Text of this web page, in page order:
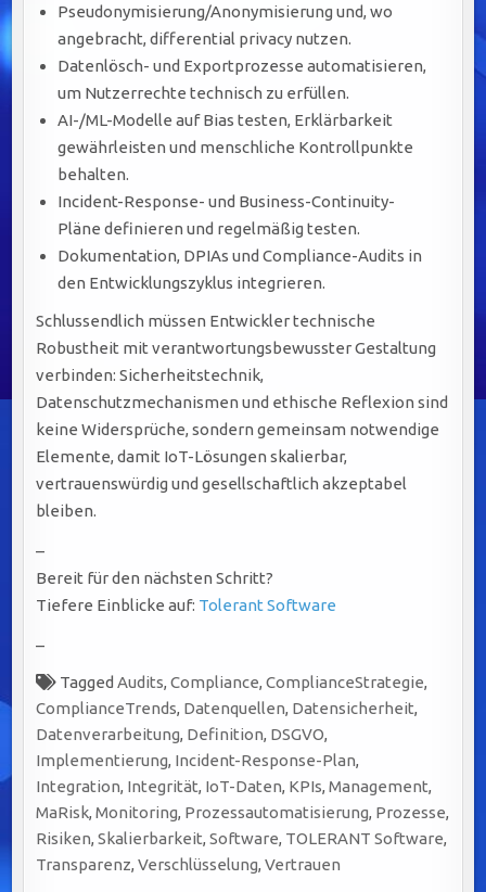
Pseudonymisierung/Anonymisierung und, wo
angebracht, differential privacy nutzen.
Datenlösch- und Exportprozesse automatisieren,
um Nutzerrechte technisch zu erfüllen.
AI-/ML-Modelle auf Bias testen, Erklärbarkeit
gewährleisten und menschliche Kontrollpunkte
behalten.
Incident-Response- und Business-Continuity-
Pläne definieren und regelmäßig testen.
Dokumentation, DPIAs und Compliance-Audits in
den Entwicklungszyklus integrieren.
Schlussendlich müssen Entwickler technische
Robustheit mit verantwortungsbewusster Gestaltung
verbinden: Sicherheitstechnik,
Datenschutzmechanismen und ethische Reflexion sind
keine Widersprüche, sondern gemeinsam notwendige
Elemente, damit IoT-Lösungen skalierbar,
vertrauenswürdig und gesellschaftlich akzeptabel
bleiben.
–
Bereit für den nächsten Schritt?
Tiefere Einblicke auf: Tolerant Software
–
TaggedAudits,Compliance,ComplianceStrategie,
ComplianceTrends, Datenquellen, Datensicherheit,
Datenverarbeitung, Definition, DSGVO,
Implementierung, Incident-Response-Plan,
Integration, Integrität, IoT-Daten, KPIs,Management,
MaRisk,Monitoring, Prozessautomatisierung, Prozesse,
Risiken,Skalierbarkeit,Software, TOLERANT Software,
Transparenz,Verschlüsselung,Vertrauen